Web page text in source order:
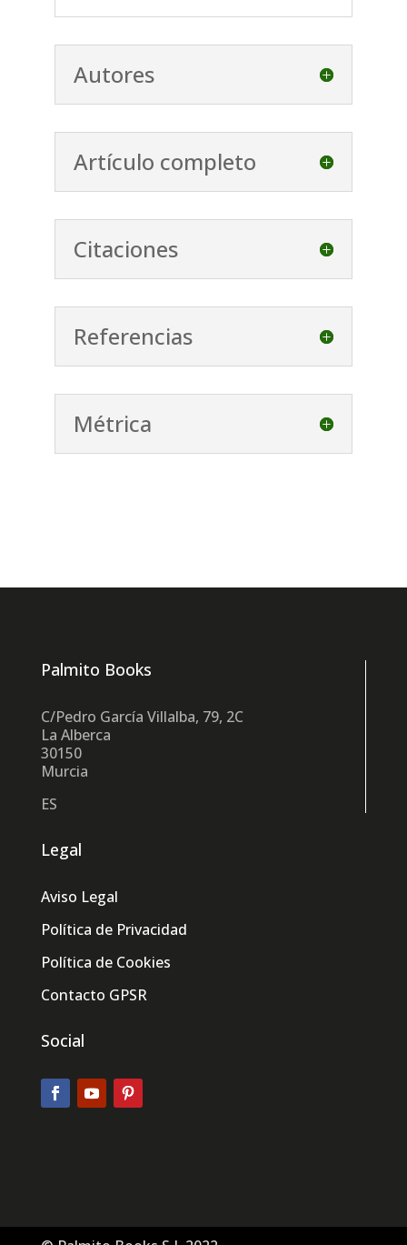
Autores
Artículo completo
Citaciones
Referencias
Métrica
Palmito Books
C/Pedro García Villalba, 79, 2C
La Alberca
30150
Murcia
ES
Legal
Aviso Legal
Política de Privacidad
Política de Cookies
Contacto GPSR
Social